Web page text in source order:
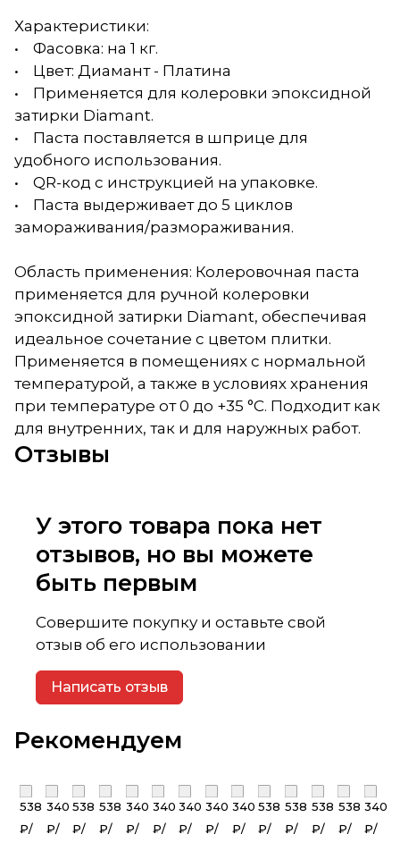
Характеристики:
• Фасовка: на 1 кг.
• Цвет: Диамант - Платина
• Применяется для колеровки эпоксидной
затирки Diamant.
• Паста поставляется в шприце для
удобного использования.
• QR-код с инструкцией на упаковке.
• Паста выдерживает до 5 циклов
замораживания/размораживания.
Область применения: Колеровочная паста
применяется для ручной колеровки
эпоксидной затирки Diamant, обеспечивая
идеальное сочетание с цветом плитки.
Применяется в помещениях с нормальной
температурой, а также в условиях хранения
при температуре от 0 до +35 °С. Подходит как
для внутренних, так и для наружных работ.
Отзывы
У этого товара пока нет
отзывов, но вы можете
быть первым
Совершите покупку и оставьте свой
отзыв об его использовании
Написать отзыв
Рекомендуем
538
₽/
340
₽/
538
₽/
538
₽/
340
₽/
340
₽/
340
₽/
340
₽/
340
₽/
538
₽/
538
₽/
538
₽/
538
₽/
340
₽/